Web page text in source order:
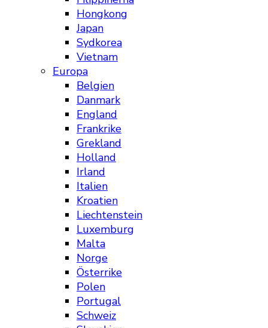
Hongkong
Japan
Sydkorea
Vietnam
Europa
Belgien
Danmark
England
Frankrike
Grekland
Holland
Irland
Italien
Kroatien
Liechtenstein
Luxemburg
Malta
Norge
Österrike
Polen
Portugal
Schweiz